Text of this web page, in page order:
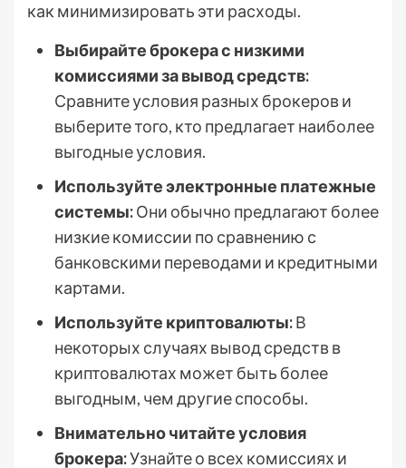
как минимизировать эти расходы.
Выбирайте брокера с низкими
комиссиями за вывод средств:
Сравните условия разных брокеров и
выберите того, кто предлагает наиболее
выгодные условия.
Используйте электронные платежные
системы:Они обычно предлагают более
низкие комиссии по сравнению с
банковскими переводами и кредитными
картами.
Используйте криптовалюты:В
некоторых случаях вывод средств в
криптовалютах может быть более
выгодным, чем другие способы.
Внимательно читайте условия
брокера:Узнайте о всех комиссиях и